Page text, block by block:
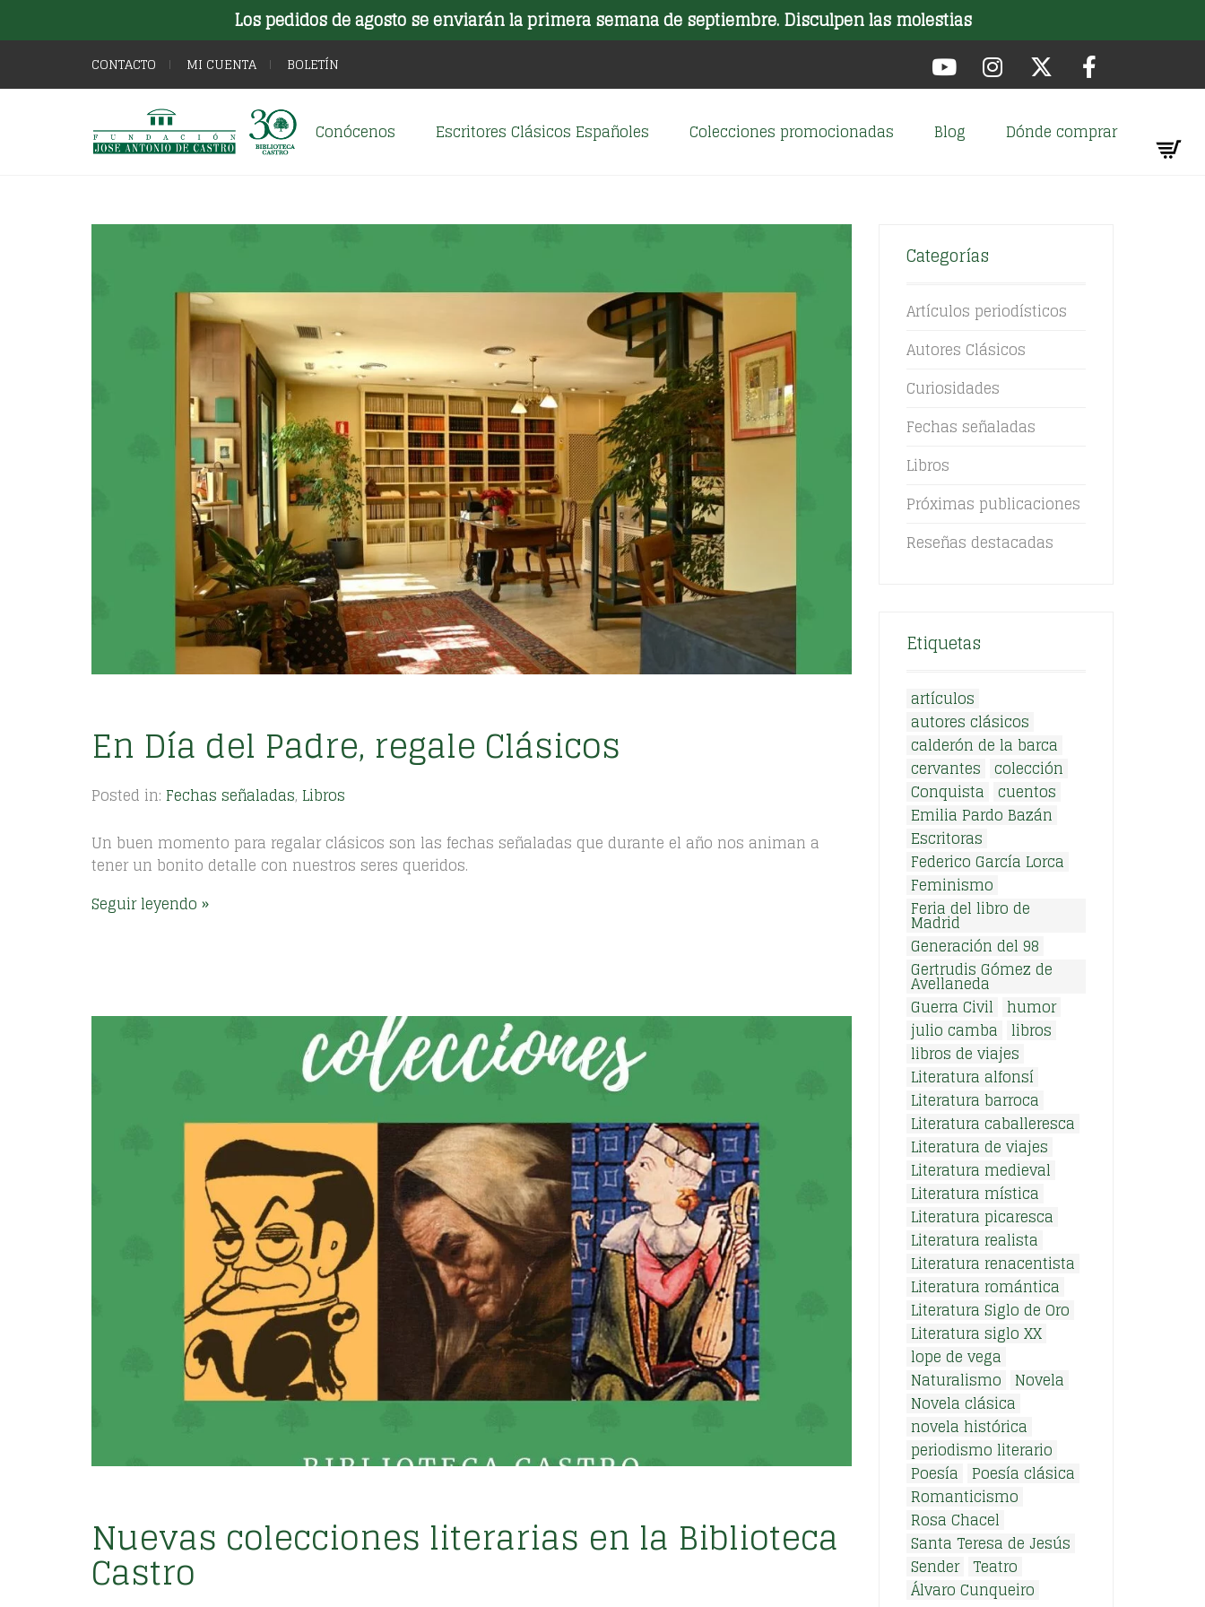
Los pedidos de agosto se enviarán la primera semana de septiembre. Disculpen las molestias
CONTACTO MI CUENTA BOLETÍN
Conócenos Escritores Clásicos Españoles Colecciones promocionadas Blog Dónde comprar
En Día del Padre, regale Clásicos
Posted in: Fechas señaladas, Libros
Un buen momento para regalar clásicos son las fechas señaladas que durante el año nos animan a
tener un bonito detalle con nuestros seres queridos.
Seguir leyendo
Nuevas colecciones literarias en la Biblioteca
Castro
Categorías
Artículos periodísticos
Autores Clásicos
Curiosidades
Fechas señaladas
Libros
Próximas publicaciones
Reseñas destacadas
Etiquetas
artículos
autores clásicos
calderón de la barca
cervantes colección
Conquista cuentos
Emilia Pardo Bazán
Escritoras
Federico García Lorca
Feminismo
Feria del libro de
Madrid
Generación del 98
Gertrudis Gómez de
Avellaneda
Guerra Civil humor
julio camba libros
libros de viajes
Literatura alfonsí
Literatura barroca
Literatura caballeresca
Literatura de viajes
Literatura medieval
Literatura mística
Literatura picaresca
Literatura realista
Literatura renacentista
Literatura romántica
Literatura Siglo de Oro
Literatura siglo XX
lope de vega
Naturalismo
Novela
Novela clásica
novela histórica
periodismo literario
Poesía
Poesía clásica
Romanticismo
Rosa Chacel
Santa Teresa de Jesús
Sender Teatro
Álvaro Cunqueiro